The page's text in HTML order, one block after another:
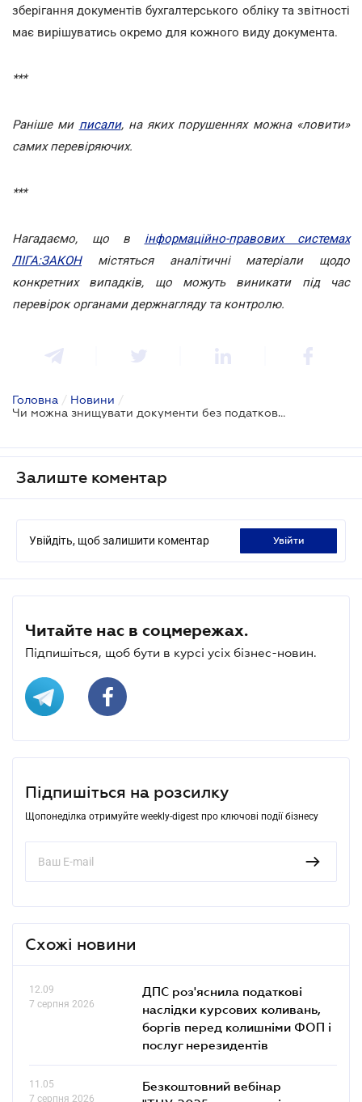
зберігання документів бухгалтерського обліку та звітності
має вирішуватись окремо для кожного виду документа.
***
Раніше ми писали, на яких порушеннях можна «ловити»
самих перевіряючих.
***
Нагадаємо, що в інформаційно-правових системах
ЛІГА:ЗАКОНмістяться аналітичні матеріали щодо
конкретних випадків, що можуть виникати під час
перевірок органами держнагляду та контролю.
Головна / Новини /
Чи можна знищувати документи без податкової перевірки?
Залиште коментар
Увійдіть, щоб залишити коментар увійти
Читайте нас в соцмережах.
Підпишіться, щоб бути в курсі усіх бізнес-новин.
Підпишіться на розсилку
Щопонеділка отримуйте weekly-digest про ключові події бізнесу
Схожі новини
12.09
7 серпня 2026
ДПС роз'яснила податкові
наслідки курсових коливань,
боргів перед колишніми ФОП і
послуг нерезидентів
11.05
7 серпня 2026
Безкоштовний вебінар